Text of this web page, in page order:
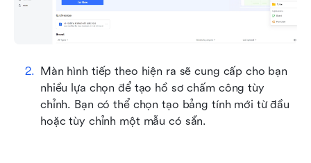
Màn hình tiếp theo hiện ra sẽ cung cấp cho bạn
nhiều lựa chọn để tạo hồ sơ chấm công tùy
chỉnh. Bạn có thể chọn tạo bảng tính mới từ đầu
hoặc tùy chỉnh một mẫu có sẵn.